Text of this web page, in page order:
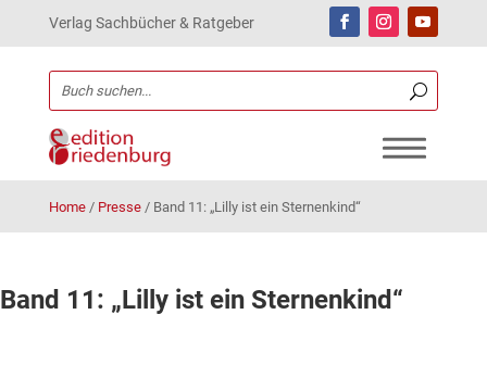
Verlag Sachbücher & Ratgeber
Home/ Presse/ Band 11: „Lilly ist ein Sternenkind“
Band 11: „Lilly ist ein Sternenkind“